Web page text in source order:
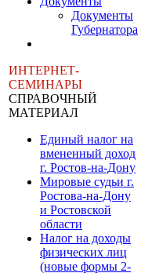
Документы
Губернатора
ИНТЕРНЕТ-
СЕМИНАРЫ
СПРАВОЧНЫЙ
МАТЕРИАЛ
Единый налог на
вмененный доход
г. Ростов-на-Дону
Мировые судьи г.
Ростова-на-Дону
и Ростовской
области
Налог на доходы
физических лиц
(новые формы 2-